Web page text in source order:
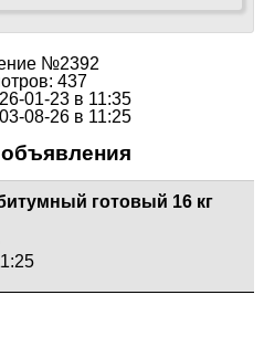
№2392
437
01-23 в 11:35
08-26 в 11:25
готовый 16 кг